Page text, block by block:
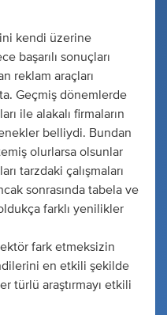
kendi üzerine
başarılı sonuçları
reklam araçları
Geçmiş dönemlerde
ile alakalı firmaların
belliydi. Bundan
olurlarsa olsunlar
tarzdaki çalışmaları
sonrasında tabela ve
farklı yenilikler
fark etmeksizin
en etkili şekilde
türlü araştırmayı etkili